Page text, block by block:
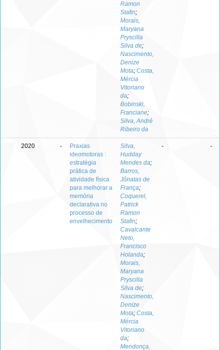
Ramon
Stafin;
Morais,
Maryana
Pryscilla
Silva de;
Nascimento,
Denize
Mota; Costa,
Mércia
Vitoriano
da;
Bobinski,
Franciane;
Silva, André
Ribeiro da
2020 -
Praxias
ideomotoras :
estratégia
prática de
atividade física
para melhorar a
memória
declarativa no
processo de
envelhecimento
Silva,
Hudday
Mendes da;
Barros,
Jônatas de
França;
Coquerel,
Patrick
Ramon
Stafin;
Cavalcante
Neto,
Francisco
Holanda;
Morais,
Maryana
Pryscilla
Silva de;
Nascimento,
Denize
Mota; Costa,
Mércia
Vitoriano
da;
Mendonça,
- -